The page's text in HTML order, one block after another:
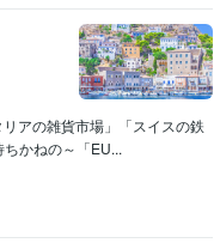
アの雑貨市場」「スイスの鉄
かねの～「EU...